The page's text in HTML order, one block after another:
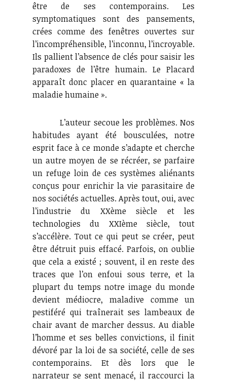
être de ses contemporains. Les
symptomatiques sont des pansements,
crées comme des fenêtres ouvertes sur
l’incompréhensible, l’inconnu, l’incroyable.
Ils pallient l’absence de clés pour saisir les
paradoxes de l’être humain. Le Placard
apparaît donc placer en quarantaine « la
maladie humaine ».
L’auteur secoue les problèmes. Nos
habitudes ayant été bousculées, notre
esprit face à ce monde s’adapte et cherche
un autre moyen de se récréer, se parfaire
un refuge loin de ces systèmes aliénants
conçus pour enrichir la vie parasitaire de
nos sociétés actuelles. Après tout, oui, avec
l’industrie du XXème siècle et les
technologies du XXIème siècle, tout
s’accélère. Tout ce qui peut se créer, peut
être détruit puis effacé. Parfois, on oublie
que cela a existé ; souvent, il en reste des
traces que l’on enfoui sous terre, et la
plupart du temps notre image du monde
devient médiocre, maladive comme un
pestiféré qui traînerait ses lambeaux de
chair avant de marcher dessus. Au diable
l’homme et ses belles convictions, il finit
dévoré par la loi de sa société, celle de ses
contemporains. Et dès lors que le
narrateur se sent menacé, il raccourci la